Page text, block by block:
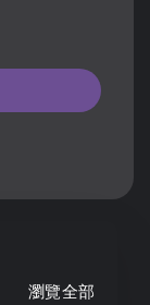
瀏覽全部